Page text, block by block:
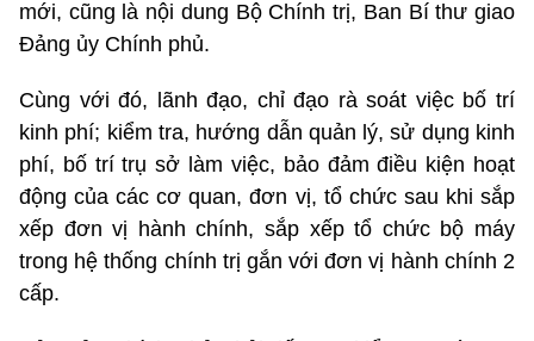
mới, cũng là nội dung Bộ Chính trị, Ban Bí thư giao
Đảng ủy Chính phủ.
Cùng với đó, lãnh đạo, chỉ đạo rà soát việc bố trí
kinh phí; kiểm tra, hướng dẫn quản lý, sử dụng kinh
phí, bố trí trụ sở làm việc, bảo đảm điều kiện hoạt
động của các cơ quan, đơn vị, tổ chức sau khi sắp
xếp đơn vị hành chính, sắp xếp tổ chức bộ máy
trong hệ thống chính trị gắn với đơn vị hành chính 2
cấp.